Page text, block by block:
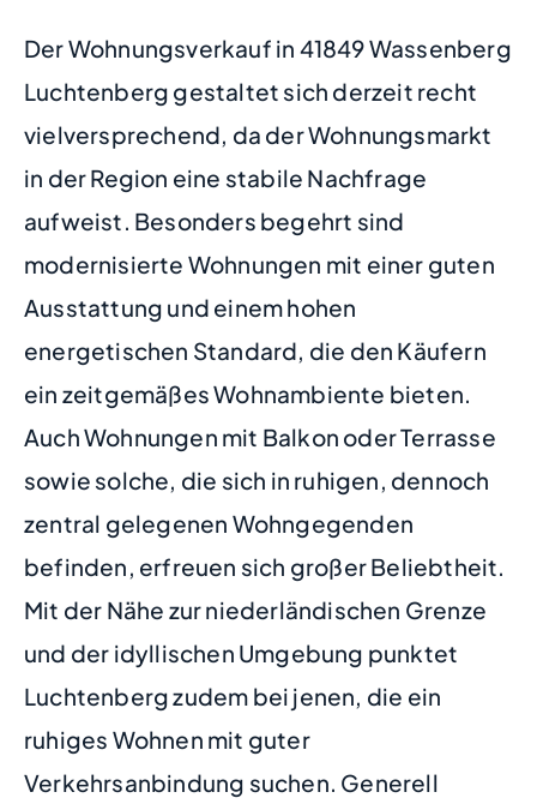
Der Wohnungsverkauf in 41849 Wassenberg
Luchtenberg gestaltet sich derzeit recht
vielversprechend, da der Wohnungsmarkt
in der Region eine stabile Nachfrage
aufweist. Besonders begehrt sind
modernisierte Wohnungen mit einer guten
Ausstattung und einem hohen
energetischen Standard, die den Käufern
ein zeitgemäßes Wohnambiente bieten.
Auch Wohnungen mit Balkon oder Terrasse
sowie solche, die sich in ruhigen, dennoch
zentral gelegenen Wohngegenden
befinden, erfreuen sich großer Beliebtheit.
Mit der Nähe zur niederländischen Grenze
und der idyllischen Umgebung punktet
Luchtenberg zudem bei jenen, die ein
ruhiges Wohnen mit guter
Verkehrsanbindung suchen. Generell